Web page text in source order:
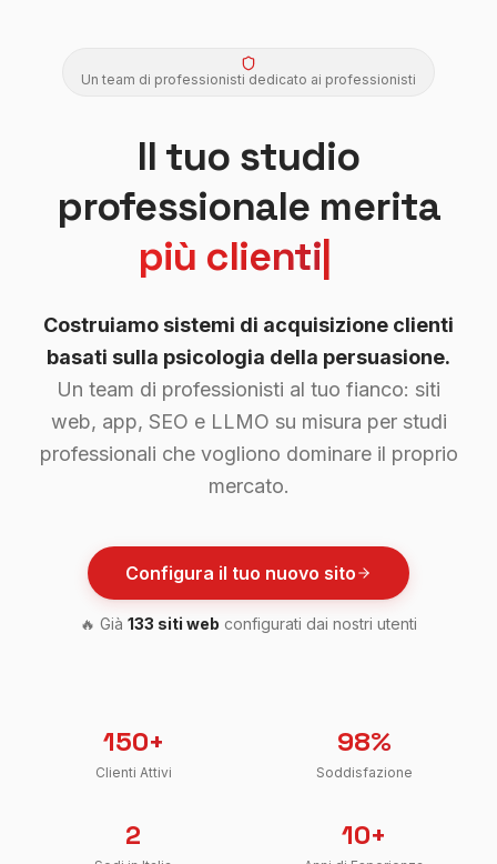
Un team di professionisti dedicato ai professionisti
Il tuo studio
professionale merita
autor|
Costruiamo sistemi di acquisizione clienti
basati sulla psicologia della persuasione.
Un team di professionisti al tuo fianco: siti
web, app, SEO e LLMO su misura per studi
professionali che vogliono dominare il proprio
mercato.
Configura il tuo nuovo sito
🔥 Già 133 siti web configurati dai nostri utenti
150+
Clienti Attivi
98%
Soddisfazione
2 10+